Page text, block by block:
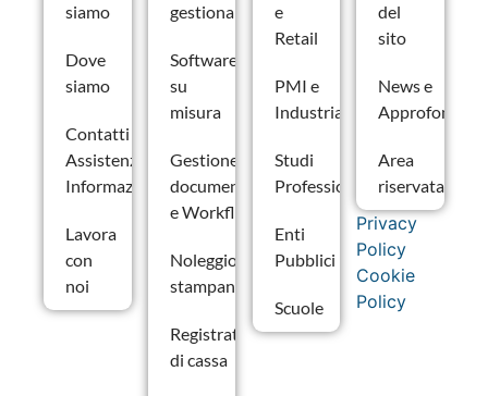
siamo
Dove
siamo
Contatti –
Assistenza e
Informazioni
Lavora
con
noi
gestionale
Software
su
misura
Gestione
documentale
e Workflow
Noleggio
stampanti
Registratori
di cassa
e
Retail
PMI e
Industria
Studi
Professionali
Enti
Pubblici
Scuole
del
sito
News e
Area
riservata
Privacy
Policy
Cookie
Policy